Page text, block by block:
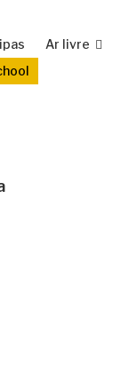
Ar livre